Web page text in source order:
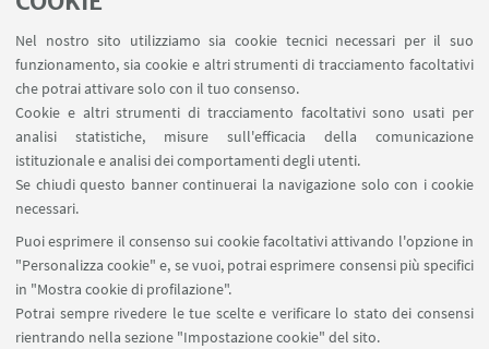
Nel nostro sito utilizziamo sia cookie tecnici necessari per il suo
funzionamento, sia cookie e altri strumenti di tracciamento facoltativi
che potrai attivare solo con il tuo consenso.
Cookie e altri strumenti di tracciamento facoltativi sono usati per
analisi statistiche, misure sull'efficacia della comunicazione
istituzionale e analisi dei comportamenti degli utenti.
Se chiudi questo banner continuerai la navigazione solo con i cookie
necessari.
Puoi esprimere il consenso sui cookie facoltativi attivando l'opzione in
"Personalizza cookie" e, se vuoi, potrai esprimere consensi più specifici
in "Mostra cookie di profilazione".
Potrai sempre rivedere le tue scelte e verificare lo stato dei consensi
rientrando nella sezione "Impostazione cookie" del sito.
Pubblicato il 06 novembre 2023
Precedenti
12
elementi Successivi
elementi
»
... 4 5
8 9 10 11